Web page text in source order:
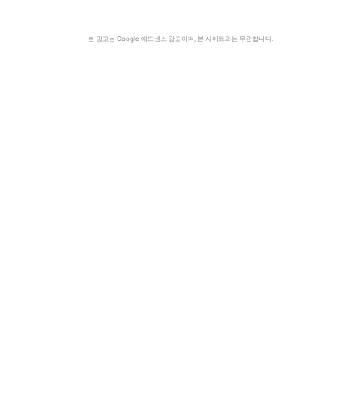
본 광고는 Google 애드센스 광고이며, 본 사이트와는 무관합니다.